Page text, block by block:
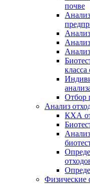
почве
класса
Отбор
Анализ
КХА
Физические